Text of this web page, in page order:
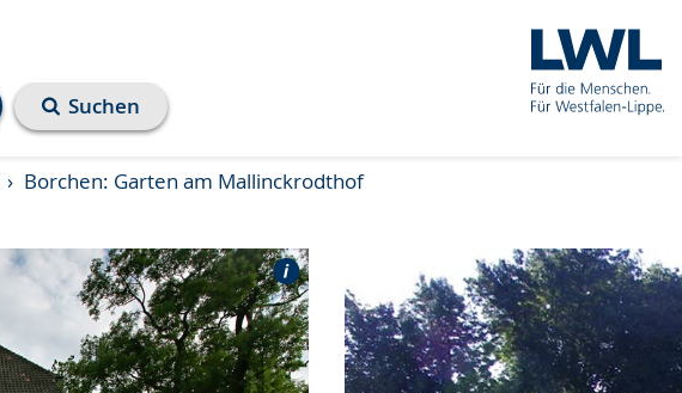
Suchen
Borchen: Garten am Mallinckrodthof